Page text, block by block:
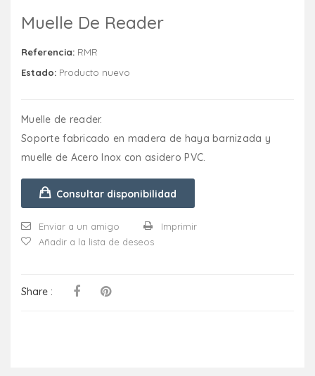
Muelle De Reader
Referencia: RMR
Estado: Producto nuevo
Muelle de reader.
Soporte fabricado en madera de haya barnizada y
muelle de Acero Inox con asidero PVC.
Consultar disponibilidad
Enviar a un amigo
Imprimir
Añadir a la lista de deseos
Share :